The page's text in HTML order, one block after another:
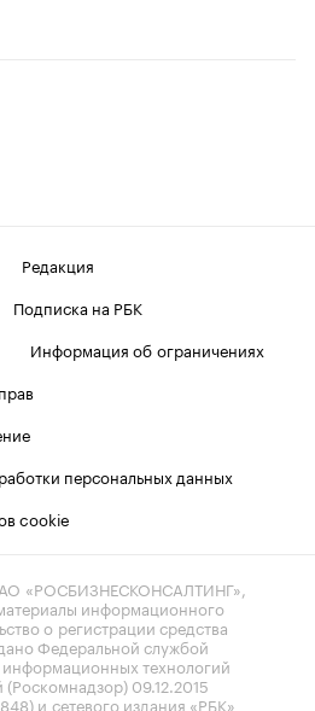
Редакция
Подписка на РБК
Информация об ограничениях
персональных данных
cookie
«РОСБИЗНЕСКОНСАЛТИНГ»,
информационного
о регистрации средства
Федеральной службой
технологий
09.12.2015
и сетевого издания «РБК»